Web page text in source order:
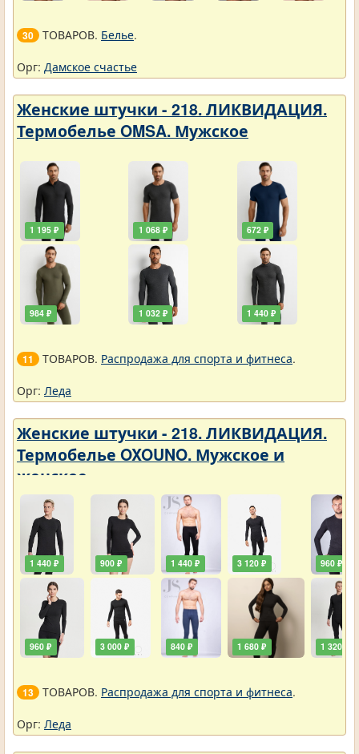
30 ТОВАРОВ. Белье.
Орг: Дамское счастье
Женские штучки - 218. ЛИКВИДАЦИЯ.
Термобелье OMSA. Мужское
1 195 ₽
984 ₽
1 068 ₽
1 032 ₽
672 ₽
1 440 ₽
11 ТОВАРОВ. Распродажа для спорта и фитнеса.
Орг: Леда
Женские штучки - 218. ЛИКВИДАЦИЯ.
Термобелье OXOUNO. Мужское и
женское
1 440 ₽
960 ₽
900 ₽
3 000 ₽
1 440 ₽
840 ₽
3 120 ₽
1 680 ₽
960 ₽
1 320 ₽
13 ТОВАРОВ. Распродажа для спорта и фитнеса.
Орг: Леда